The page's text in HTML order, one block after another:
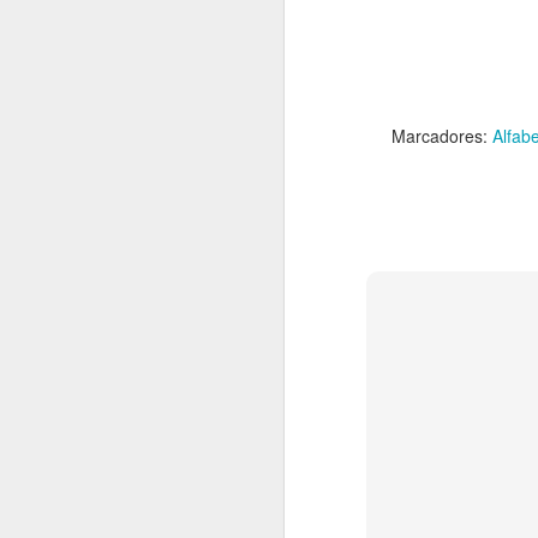
Marcadores: